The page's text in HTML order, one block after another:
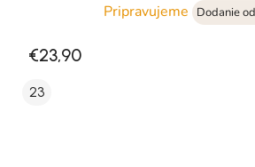
Pripravujeme
Dodanie
€23,90
23